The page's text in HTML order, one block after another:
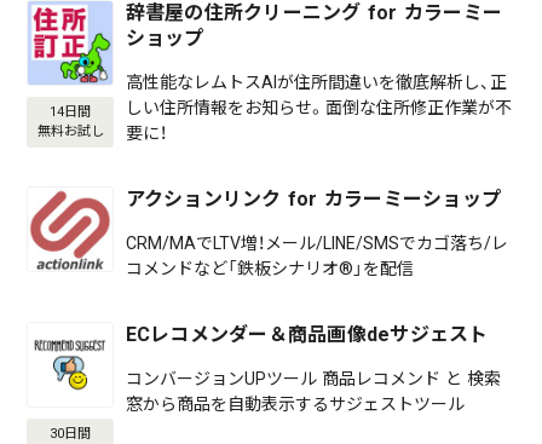
14日間
無料お試し
辞書屋の住所クリーニング for カラーミー
ショップ
高性能なレムトスAIが住所間違いを徹底解析し、正
しい住所情報をお知らせ。面倒な住所修正作業が不
要に！
アクションリンク for カラーミーショップ
CRM/MAでLTV増！メール/LINE/SMSでカゴ落ち/レ
コメンドなど「鉄板シナリオ®」を配信
30日間
ECレコメンダー＆商品画像deサジェスト
コンバージョンUPツール 商品レコメンド と 検索
窓から商品を自動表示するサジェストツール